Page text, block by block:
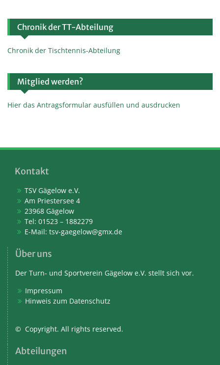
Chronik der TT-Abteilung
Chronik der Tischtennis-Abteilung
Mitglied werden?
Hier das Antragsformular ausfüllen und ausdrucken
Kontakt
TSV Gägelow e.V.
Am Priestersee 4
23968 Gägelow
Tel: 01523 – 1882279
E-Mail: tsv-gaegelow@gmx.de
Über uns
Der Turn- und Sportverein Gägelow e.V. stellt sich vor.
Impressum
Hinweis zum Datenschutz
© Copyright. All rights reserved.
Abteilungen